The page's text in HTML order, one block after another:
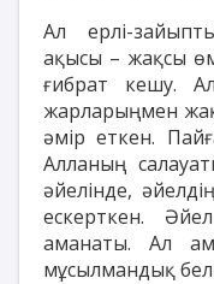
Ал ерлі-
ақысы – жақсы
ғибрат кешу.
жарларыңмен
әмір еткен.
Алланың
әйелінде,
ескерткен.
аманаты. Ал
мұсылмандық